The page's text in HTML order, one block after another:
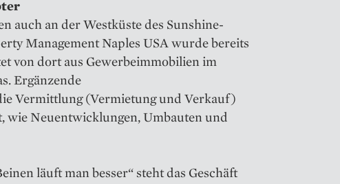
auch an der Westküste des Sunshine-
Management Naples USA wurde bereits
von dort aus Gewerbeimmobilien im
Ergänzende
Vermittlung (Vermietung und Verkauf)
wie Neuentwicklungen, Umbauten und
läuft man besser“ steht das Geschäft